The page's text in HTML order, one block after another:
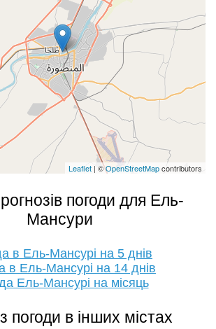
Leaflet | ©OpenStreetMapcontributors
погоди для Ель-
Мансури
в Ель-Мансурі на 5 днів
в Ель-Мансурі на 14 днів
Ель-Мансурі на місяць
погоди в інших містах